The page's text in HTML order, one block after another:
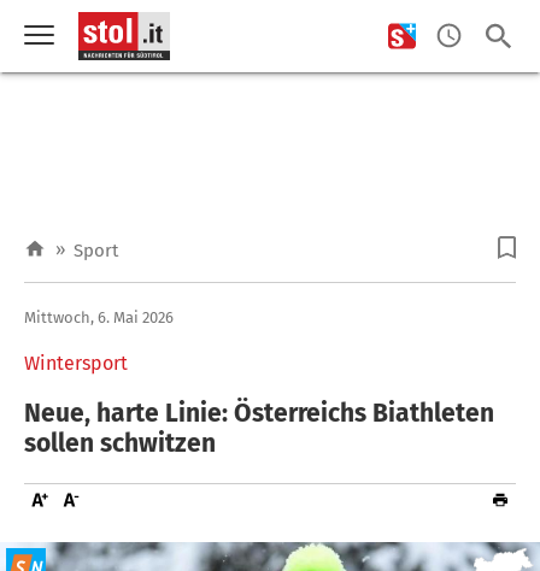
» Sport
Wintersport
Mittwoch, 6. Mai 2026
Neue, harte Linie: Österreichs Biathleten
sollen schwitzen